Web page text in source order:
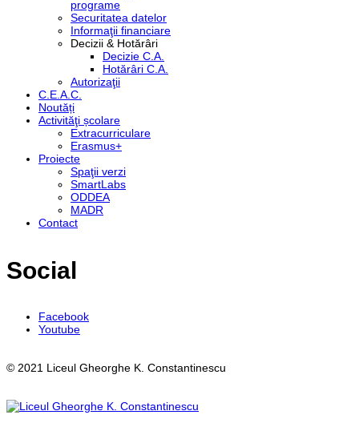
programe
Securitatea datelor
Informaţii financiare
Decizii & Hotărâri
Decizie C.A.
Hotărâri C.A.
Autorizaţii
C.E.A.C.
Noutăți
Activităţi școlare
Extracurriculare
Erasmus+
Proiecte
Spaţii verzi
SmartLabs
ODDEA
MADR
Contact
Social
Facebook
Youtube
© 2021 Liceul Gheorghe K. Constantinescu